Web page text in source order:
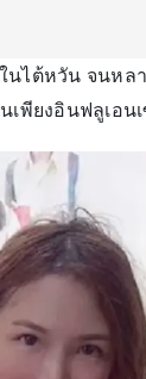
นไต้หวัน จนห
เพียงอินฟลูเอน